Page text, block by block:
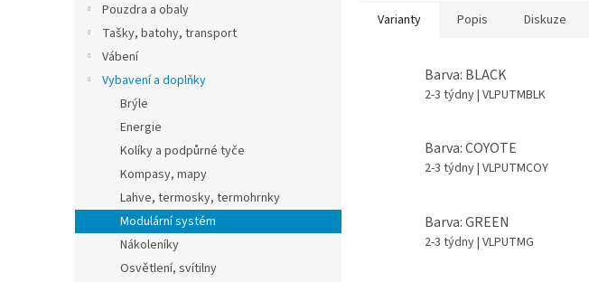
Pouzdra a obaly
Tašky, batohy, transport
Vábení
Vybavení a doplňky
Brýle
Energie
Kolíky a podpůrné tyče
Kompasy, mapy
Lahve, termosky, termohrnky
Modulární systém
Nákoleníky
Osvětlení, svítilny
Varianty Popis Diskuze
Barva: BLACK
2-3 týdny| VLPUTMBLK
Barva: COYOTE
2-3 týdny| VLPUTMCOY
Barva: GREEN
2-3 týdny| VLPUTMG